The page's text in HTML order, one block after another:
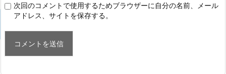
次回のコメントで使用するためブラウザーに自分の名前、メール
アドレス、サイトを保存する。